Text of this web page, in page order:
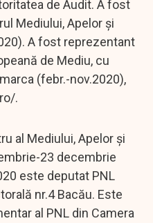
de Audit. A fost
Mediului, Apelor şi
A fost reprezentant
de Mediu, cu
(febr.-nov.2020),
.
al Mediului, Apelor şi
23 decembrie
este deputat PNL
nr.4 Bacău. Este
al PNL din Camera